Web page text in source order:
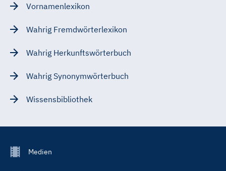
Vornamenlexikon
Wahrig Fremdwörterlexikon
Wahrig Herkunftswörterbuch
Wahrig Synonymwörterbuch
Wissensbibliothek
FooterMedien